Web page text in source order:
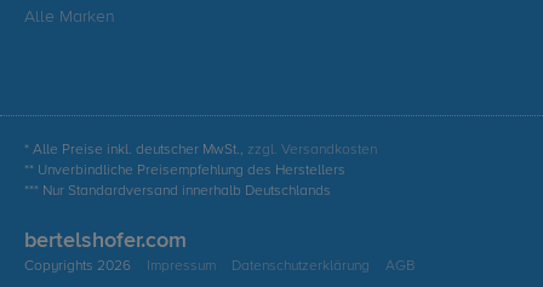
Alle Marken
* Alle Preise inkl. deutscher MwSt., zzgl. Versandkosten
** Unverbindliche Preisempfehlung des Herstellers
*** Nur Standardversand innerhalb Deutschlands
bertelshofer.com
Copyrights 2026 Impressum Datenschutzerklärung AGB